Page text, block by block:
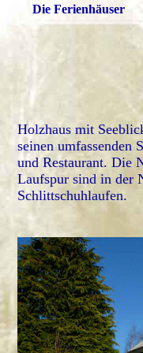
Holzhaus mit
seinen umfassenden
und Restaurant. Die
Laufspur sind in der
Schlittschuhlaufen.
Die Ferienhäuser